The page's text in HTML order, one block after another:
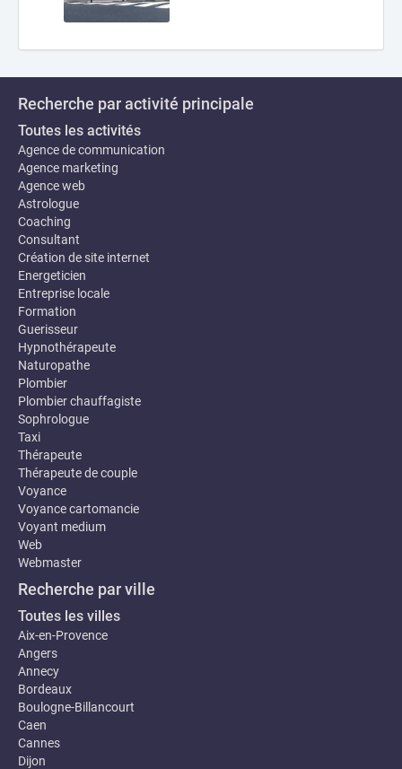
Recherche par activité principale
Toutes les activités
Agence de communication
Agence marketing
Agence web
Astrologue
Coaching
Consultant
Création de site internet
Energeticien
Entreprise locale
Formation
Guerisseur
Hypnothérapeute
Naturopathe
Plombier
Plombier chauffagiste
Sophrologue
Taxi
Thérapeute
Thérapeute de couple
Voyance
Voyance cartomancie
Voyant medium
Web
Webmaster
Recherche par ville
Toutes les villes
Aix-en-Provence
Angers
Annecy
Bordeaux
Boulogne-Billancourt
Caen
Cannes
Dijon